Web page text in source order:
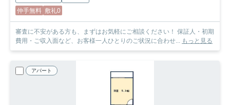
仲手無料 敷礼0
審査に不安がある方も、まずはお気軽にご相談ください！ 保証人・初期
費用・ご収入面など、お客様一人ひとりのご状況に合わせ... もっと見る
アパート